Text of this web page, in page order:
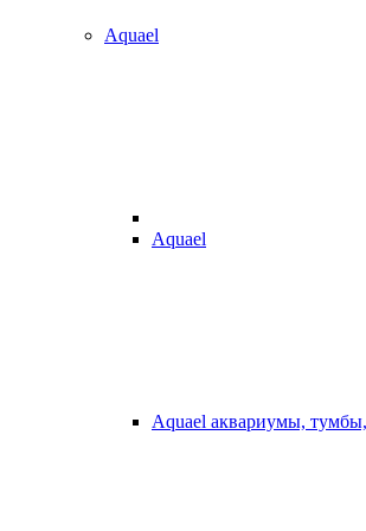
Aquael
Aquael
Aquael аквариумы,